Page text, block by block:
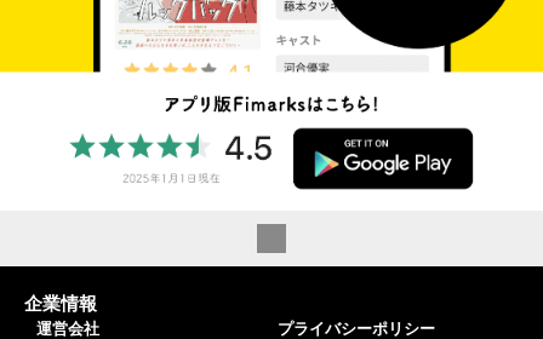
企業情報
運営会社 プライバシーポリシー